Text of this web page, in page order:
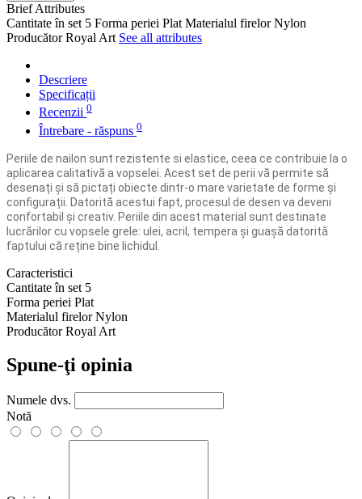
Brief Attributes
Cantitate în set 5 Forma periei Plat Materialul firelor Nylon
Producător Royal Art See all attributes
Descriere
Specificații
Recenzii 0
Întrebare - răspuns 0
Periile de nailon sunt rezistente si elastice, ceea ce contribuie la o
aplicarea calitativă a vopselei. Acest set de perii vă permite să
desenați și să pictați obiecte dintr-o mare varietate de forme și
configurații. Datorită acestui fapt, procesul de desen va deveni
confortabil și creativ. Periile din acest material sunt destinate
lucrărilor cu vopsele grele: ulei, acril, tempera și guașă datorită
faptului că reține bine lichidul.
Caracteristici
Cantitate în set 5
Forma periei Plat
Materialul firelor Nylon
Producător Royal Art
Spune-ţi opinia
Numele dvs.
Notă